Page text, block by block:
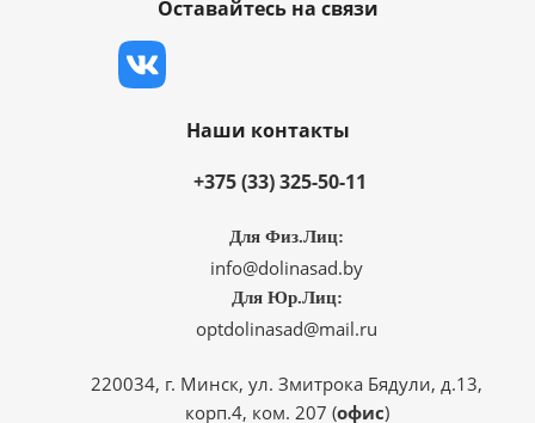
Оставайтесь на связи
Наши контакты
+375 (33) 325-50-11
Для Физ.Лиц:
info@dolinasad.by
Для Юр.Лиц:
optdolinasad@mail.ru
220034, г. Минск, ул. Змитрока Бядули, д.13,
корп.4, ком. 207 (офис)